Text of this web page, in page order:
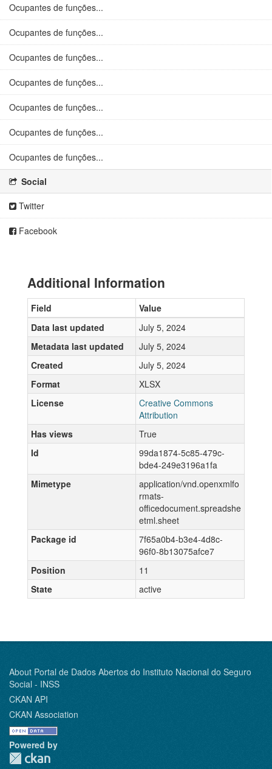
Ocupantes de funções...
Ocupantes de funções...
Ocupantes de funções...
Ocupantes de funções...
Ocupantes de funções...
Ocupantes de funções...
Ocupantes de funções...
Social
Twitter
Facebook
Additional Information
Field
Value
Data last updated
July 5, 2024
Metadata last updated
July 5, 2024
Created
July 5, 2024
Format
XLSX
License
Creative Commons
Attribution
Has views
True
Id
99da1874-5c85-479c-
bde4-249e3196a1fa
Mimetype
application/vnd.openxmlfo
rmats-
officedocument.spreadshe
etml.sheet
Package id
7f65a0b4-b3e4-4d8c-
96f0-8b13075afce7
Position
11
State
active
About Portal de Dados Abertos do Instituto Nacional do Seguro
Social - INSS
CKAN API
CKAN Association
Powered by